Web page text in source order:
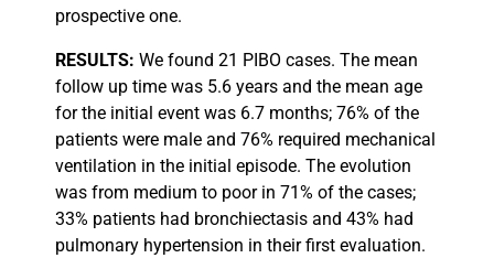
prospective one.
RESULTS: We found 21 PIBO cases. The mean
follow up time was 5.6 years and the mean age
for the initial event was 6.7 months; 76% of the
patients were male and 76% required mechanical
ventilation in the initial episode. The evolution
was from medium to poor in 71% of the cases;
33% patients had bronchiectasis and 43% had
pulmonary hypertension in their first evaluation.